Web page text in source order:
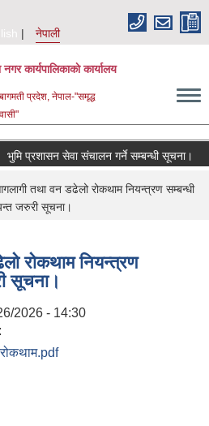
नेपाली
कार्यपालिकाकाे कार्यालय
प्रदेश, नेपाल-"समृद्ध
भुमि प्रशासन सेवा संचालन गर्ने सम्बन्धी सूचना।
तथा वन डढेलो रोकथाम नियन्त्रण सम्बन्धी
जरुरी सूचना।
रोकथाम नियन्त्रण
सूचना।
2026 - 14:30